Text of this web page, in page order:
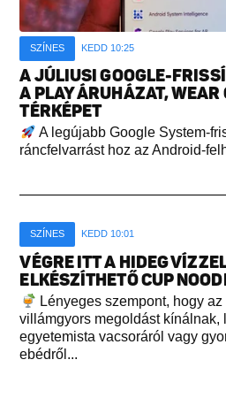
SZÍNES KEDD 10:25
A JÚLIUSI GOOGLE-
A PLAY ÁRUHÁZAT, WEAR
TÉRKÉPET
A legújabb Google System-
ráncfelvarrást hoz az Android-
SZÍNES KEDD 10:01
VÉGRE ITT A HIDEG
ELKÉSZÍTHETŐ CUP
Lényeges szempont, hogy
villámgyors megoldást kínálnak,
egyetemista vacsoráról vagy
ebédről...